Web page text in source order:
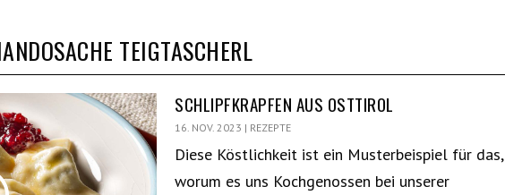
TEIGTASCHERL
SCHLIPFKRAPFEN AUS OSTTIROL
16. NOV. 2023 | REZEPTE
Diese Köstlichkeit ist ein Musterbeispiel für das,
worum es uns Kochgenossen bei unserer